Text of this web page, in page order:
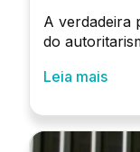
A verdadeira
do
Leia mais